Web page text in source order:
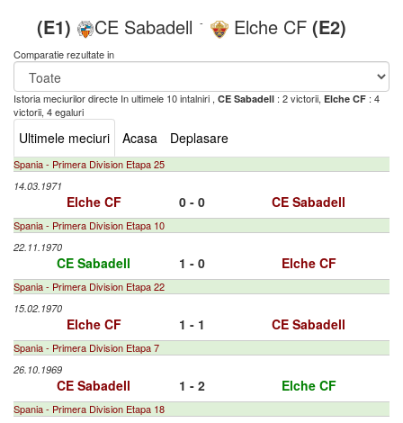
(E1) CE Sabadell - Elche CF (E2)
Comparatie rezultate in
Istoria meciurilor directe In ultimele 10 intalniri , CE Sabadell : 2 victorii, Elche CF : 4
victorii, 4 egaluri
Ultimele meciuri Acasa Deplasare
Spania - Primera Division Etapa 25
14.03.1971
Elche CF 0 - 0 CE Sabadell
Spania - Primera Division Etapa 10
22.11.1970
CE Sabadell 1 - 0 Elche CF
Spania - Primera Division Etapa 22
15.02.1970
Elche CF 1 - 1 CE Sabadell
Spania - Primera Division Etapa 7
26.10.1969
CE Sabadell 1 - 2 Elche CF
Spania - Primera Division Etapa 18